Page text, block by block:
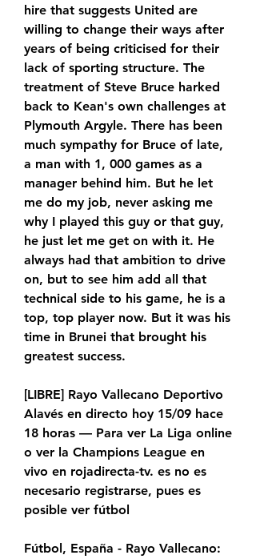
hire that suggests United are
willing to change their ways after
years of being criticised for their
lack of sporting structure. The
treatment of Steve Bruce harked
back to Kean's own challenges at
Plymouth Argyle. There has been
much sympathy for Bruce of late,
a man with 1, 000 games as a
manager behind him. But he let
me do my job, never asking me
why I played this guy or that guy,
he just let me get on with it. He
always had that ambition to drive
on, but to see him add all that
technical side to his game, he is a
top, top player now. But it was his
time in Brunei that brought his
greatest success.
[LIBRE] Rayo Vallecano Deportivo
Alavés en directo hoy 15/09 hace
18 horas — Para ver La Liga online
o ver la Champions League en
vivo en rojadirecta-tv. es no es
necesario registrarse, pues es
posible ver fútbol
Fútbol, España - Rayo Vallecano: